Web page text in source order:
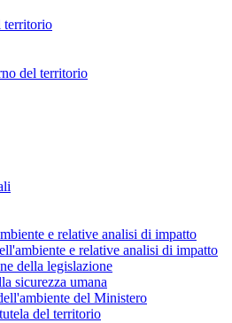
territorio
del territorio
e relative analisi di impatto
e relative analisi di impatto
della legislazione
sicurezza umana
del Ministero
del territorio